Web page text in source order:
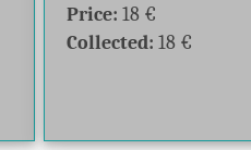
Price: 18 €
Collected: 18 €